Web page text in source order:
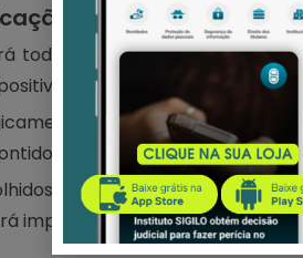
de cookies
todas as informações sobre
necessários são
no Marco Civil da Internet.
através de um clique pelo
impedido de navegar em nosso